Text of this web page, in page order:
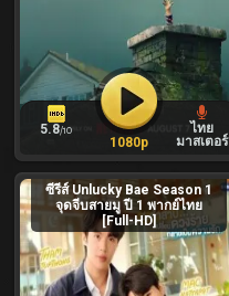
5.8/10
ไทย
มาสเตอร์
1080p
ซีรีส์ Unlucky Bae Season 1
จุดจีบสายมู ปี 1 พากย์ไทย
[Full-HD]